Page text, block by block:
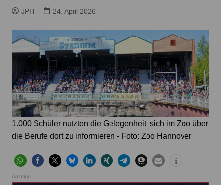
JPH 24. April 2026
1.000 Schüler nutzten die Gelegenheit, sich im Zoo über
die Berufe dort zu informieren - Foto: Zoo Hannover
Anzeige